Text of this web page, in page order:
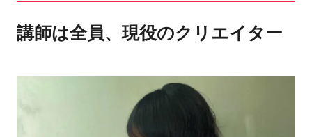
講師は全員、現役のクリエイター